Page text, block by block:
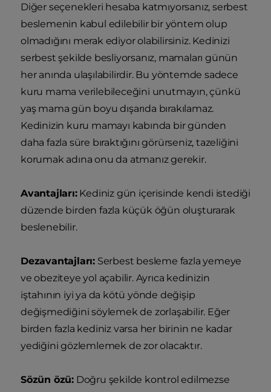
Diğer seçenekleri hesaba katmıyorsanız, serbest
beslemenin kabul edilebilir bir yöntem olup
olmadığını merak ediyor olabilirsiniz. Kedinizi
serbest şekilde besliyorsanız, mamaları günün
her anında ulaşılabilirdir. Bu yöntemde sadece
kuru mama verilebileceğini unutmayın, çünkü
yaş mama gün boyu dışarıda bırakılamaz.
Kedinizin kuru mamayı kabında bir günden
daha fazla süre bıraktığını görürseniz, tazeliğini
korumak adına onu da atmanız gerekir.
Avantajları:Kediniz gün içerisinde kendi istediği
düzende birden fazla küçük öğün oluşturarak
beslenebilir.
Dezavantajları: Serbest besleme fazla yemeye
ve obeziteye yol açabilir. Ayrıca kedinizin
iştahının iyi ya da kötü yönde değişip
değişmediğini söylemek de zorlaşabilir. Eğer
birden fazla kediniz varsa her birinin ne kadar
yediğini gözlemlemek de zor olacaktır.
Sözün özü: Doğru şekilde kontrol edilmezse